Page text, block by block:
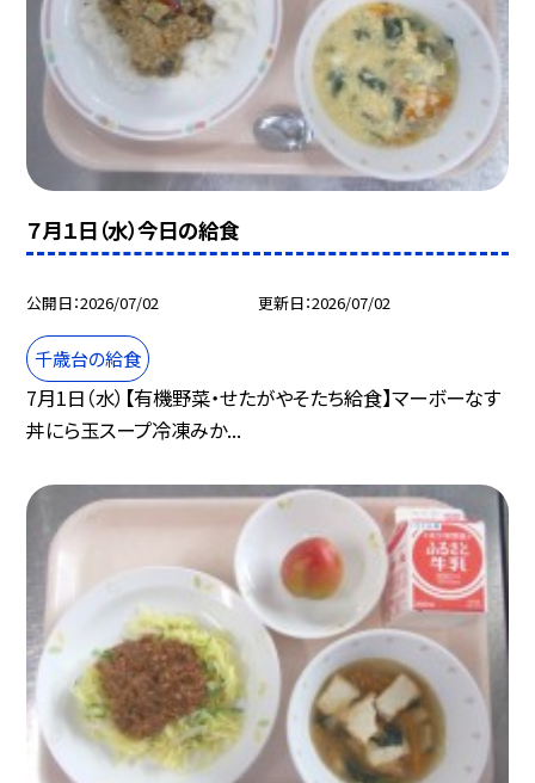
７月１日（水）今日の給食
公開日 2026/07/02 更新日 2026/07/02
千歳台の給食
7月1日（水）【有機野菜・せたがやそたち給食】マーボーなす
丼にら玉スープ冷凍みか...